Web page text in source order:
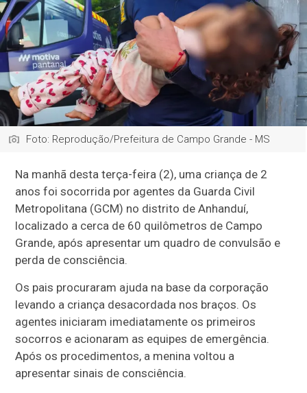
Foto: Reprodução/Prefeitura de Campo Grande - MS
Na manhã desta terça-feira (2), uma criança de 2
anos foi socorrida por agentes da Guarda Civil
Metropolitana (GCM) no distrito de Anhanduí,
localizado a cerca de 60 quilômetros de Campo
Grande, após apresentar um quadro de convulsão e
perda de consciência.
Os pais procuraram ajuda na base da corporação
levando a criança desacordada nos braços. Os
agentes iniciaram imediatamente os primeiros
socorros e acionaram as equipes de emergência.
Após os procedimentos, a menina voltou a
apresentar sinais de consciência.